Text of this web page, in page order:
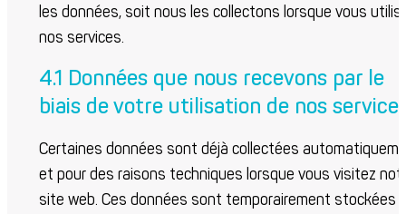
les données, soit nous les collectons lorsque vous
nos services.
4.1 Données que nous recevons par le
biais de votre utilisation de nos
Certaines données sont déjà collectées
et pour des raisons techniques lorsque vous visitez
site web. Ces données sont temporairement stockées